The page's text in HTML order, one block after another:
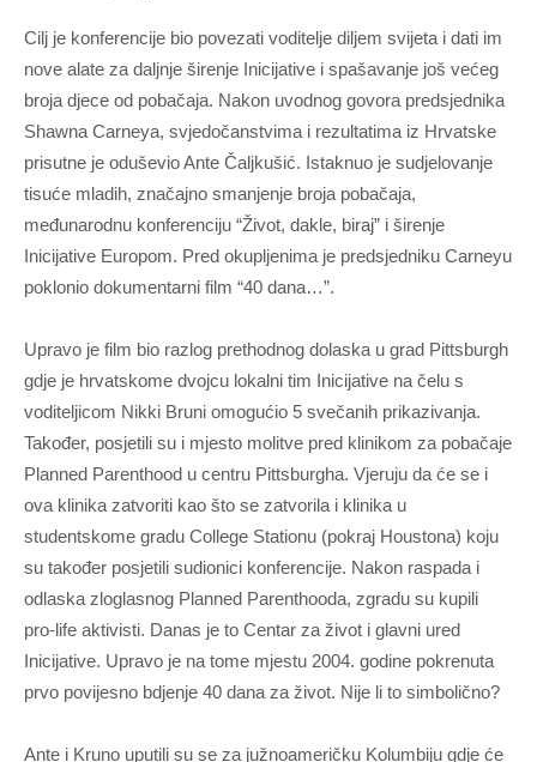
Cilj je konferencije bio povezati voditelje diljem svijeta i dati im
nove alate za daljnje širenje Inicijative i spašavanje još većeg
broja djece od pobačaja. Nakon uvodnog govora predsjednika
Shawna Carneya, svjedočanstvima i rezultatima iz Hrvatske
prisutne je oduševio Ante Čaljkušić. Istaknuo je sudjelovanje
tisuće mladih, značajno smanjenje broja pobačaja,
međunarodnu konferenciju “Život, dakle, biraj” i širenje
Inicijative Europom. Pred okupljenima je predsjedniku Carneyu
poklonio dokumentarni film “40 dana…”.
Upravo je film bio razlog prethodnog dolaska u grad Pittsburgh
gdje je hrvatskome dvojcu lokalni tim Inicijative na čelu s
voditeljicom Nikki Bruni omogućio 5 svečanih prikazivanja.
Također, posjetili su i mjesto molitve pred klinikom za pobačaje
Planned Parenthood u centru Pittsburgha. Vjeruju da će se i
ova klinika zatvoriti kao što se zatvorila i klinika u
studentskome gradu College Stationu (pokraj Houstona) koju
su također posjetili sudionici konferencije. Nakon raspada i
odlaska zloglasnog Planned Parenthooda, zgradu su kupili
pro-life aktivisti. Danas je to Centar za život i glavni ured
Inicijative. Upravo je na tome mjestu 2004. godine pokrenuta
prvo povijesno bdjenje 40 dana za život. Nije li to simbolično?
Ante i Kruno uputili su se za južnoameričku Kolumbiju gdje će